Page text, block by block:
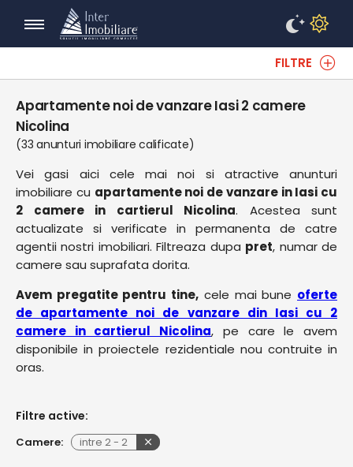
FILTRE
Apartamente noi de vanzare Iasi 2 camere
Nicolina
(33 anunturi imobiliare calificate)
Vei gasi aici cele mai noi si atractive anunturi
imobiliare cu apartamente noi de vanzare in Iasi cu
2 camere in cartierul Nicolina. Acestea sunt
actualizate si verificate in permanenta de catre
agentii nostri imobiliari. Filtreaza dupa pret, numar de
camere sau suprafata dorita.
Avem pregatite pentru tine, cele mai bune oferte
de apartamente noi de vanzare din Iasi cu 2
camere in cartierul Nicolina, pe care le avem
disponibile in proiectele rezidentiale nou contruite in
oras.
Filtre active:
Camere: intre 2- 2